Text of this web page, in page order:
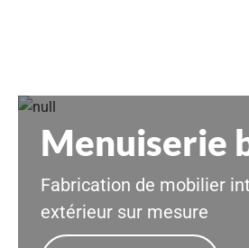
Menuiserie
Fabrication de mobilier
extérieur sur mesure